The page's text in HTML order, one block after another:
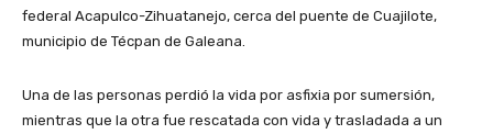
federal Acapulco-Zihuatanejo, cerca del puente de Cuajilote,
municipio de Técpan de Galeana.
Una de las personas perdió la vida por asfixia por sumersión,
mientras que la otra fue rescatada con vida y trasladada a un